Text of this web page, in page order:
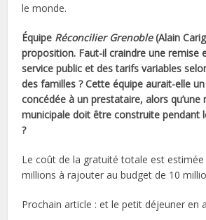
le monde.
Équipe Réconcilier Grenoble(Alain
proposition. Faut-il craindre une remise
service public et des tarifs variables
des familles ? Cette équipe aurait-elle
concédée à un prestataire, alors qu’une
municipale doit être construite pendant
?
Le coût de la gratuité totale est
millions à rajouter au budget de 10
Prochain article : et le petit déjeuner en